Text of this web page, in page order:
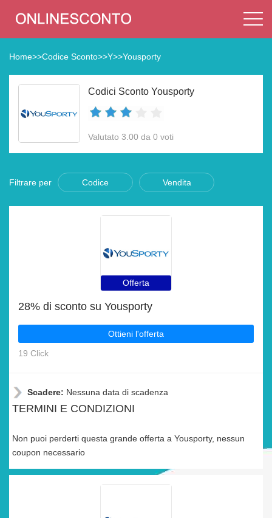
Home>>Codice Sconto>>Y>>Yousporty
Codici Sconto Yousporty
Valutato 3.00 da 0 voti
Filtrare per Codice Vendita
Offerta
28% di sconto su Yousporty
Ottieni l'offerta
19 Click
Scadere: Nessuna data di scadenza
TERMINI E CONDIZIONI
Non puoi perderti questa grande offerta a Yousporty, nessun
coupon necessario